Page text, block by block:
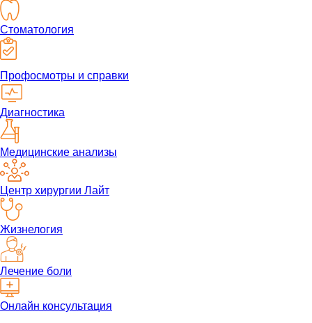
Стоматология
Профосмотры и справки
Диагностика
Медицинские анализы
Центр хирургии Лайт
Жизнелогия
Лечение боли
Онлайн консультация